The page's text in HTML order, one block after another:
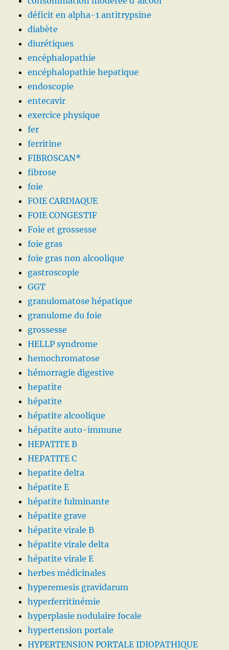
déficit en alpha-1 antitrypsine
diabète
diurétiques
encéphalopathie
encéphalopathie hepatique
endoscopie
entecavir
exercice physique
fer
ferritine
FIBROSCAN*
fibrose
foie
FOIE CARDIAQUE
FOIE CONGESTIF
Foie et grossesse
foie gras
foie gras non alcoolique
gastroscopie
GGT
granulomatose hépatique
granulome du foie
grossesse
HELLP syndrome
hemochromatose
hémorragie digestive
hepatite
hépatite
hépatite alcoolique
hépatite auto-immune
HEPATITE B
HEPATITE C
hepatite delta
hépatite E
hépatite fulminante
hépatite grave
hépatite virale B
hépatite virale delta
hépatite virale E
herbes médicinales
hyperemesis gravidarum
hyperferritinémie
hyperplasie nodulaire focale
hypertension portale
HYPERTENSION PORTALE IDIOPATHIQUE